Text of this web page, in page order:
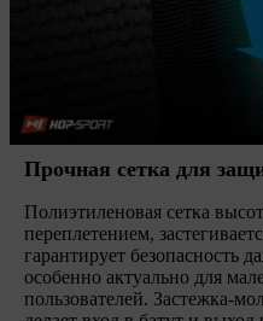
Прочная сетка для
Полиэтиленовая сетка
переплетением,
гарантирует безопасность
особенно актуально для
пользователей. Застежка-